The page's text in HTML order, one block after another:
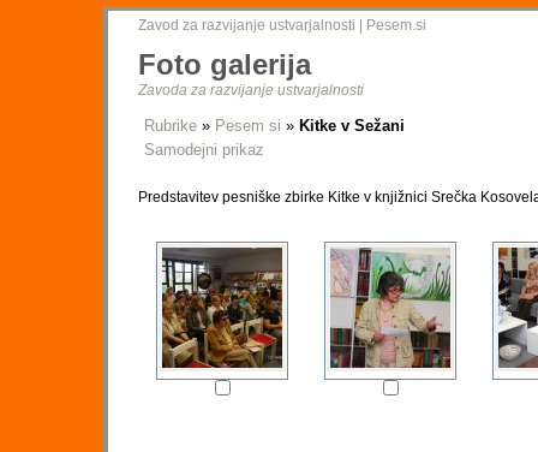
Zavod za razvijanje ustvarjalnosti Pesem.si
Foto galerija
Zavoda za razvijanje ustvarjalnosti
Rubrike » Pesem si » Kitke v Sežani
Samodejni prikaz
Predstavitev pesniške zbirke Kitke v knjižnici Srečka